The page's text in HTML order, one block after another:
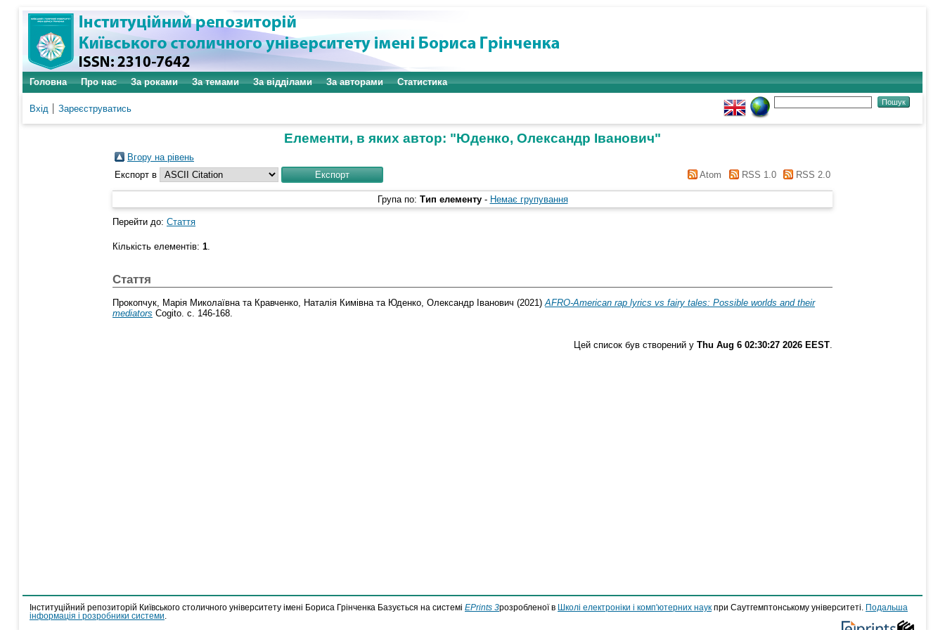
Головна Про нас За роками За темами За відділами За авторами Статистика
Вхід Зареєструватись
Елементи, в яких автор: "Юденко, Олександр Іванович"
Вгору на рівень
Експорт в
Atom RSS 1.0 RSS 2.0
Група по: Тип елементу - Немає групування
Перейти до: Стаття
Кількість елементів: 1.
Стаття
Прокопчук, Марія Миколаївна та Кравченко, Наталія Кимівна та Юденко, Олександр Іванович (2021) AFRO-American rap lyrics vs fairy tales: Possible worlds and their
mediators Cogito. с. 146-168.
Цей список був створений у Thu Aug 6 02:30:27 2026 EEST
Інституційний репозиторій Київського столичного університету імені Бориса Грінченка Базується на системі EPrints 3розробленої в Школі електроніки і комп'ютерних наук при Саутгемптонському університеті.
Подальша
інформація і розробники системи